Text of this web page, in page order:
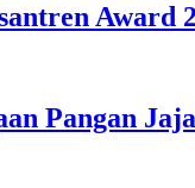
Award
Pangan